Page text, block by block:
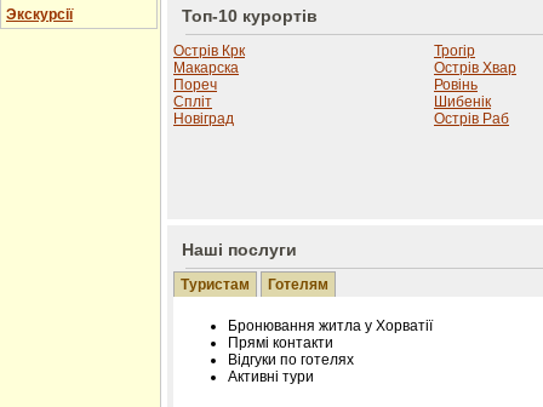
Экскурсії
Топ-10 курортів
Острів Крк
Макарска
Пореч
Спліт
Новіград
Трогір
Острів Хвар
Ровінь
Шибенік
Острів Раб
Наші послуги
Туристам Готелям
Бронювання житла у Хорватії
Прямі контакти
Відгуки по готелях
Активні тури